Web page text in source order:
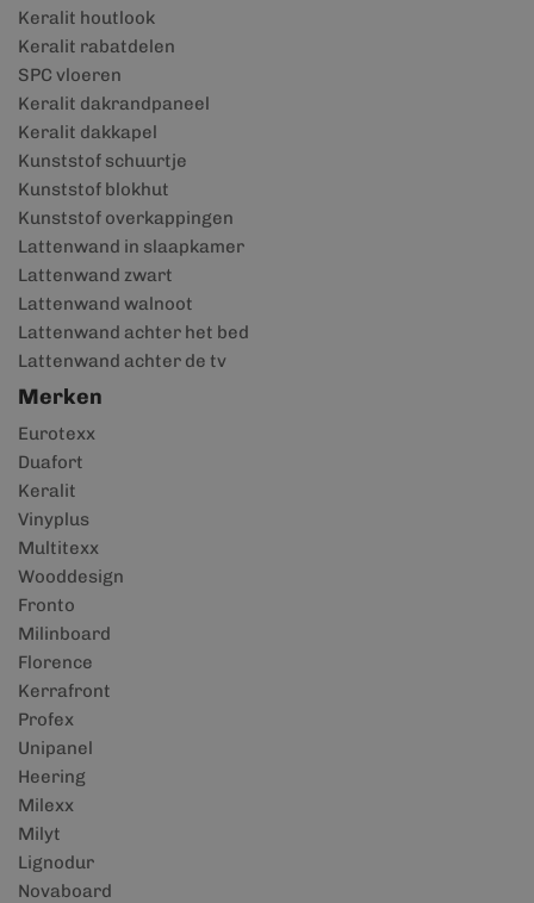
Keralit houtlook
Keralit rabatdelen
SPC vloeren
Keralit dakrandpaneel
Keralit dakkapel
Kunststof schuurtje
Kunststof blokhut
Kunststof overkappingen
Lattenwand in slaapkamer
Lattenwand zwart
Lattenwand walnoot
Lattenwand achter het bed
Lattenwand achter de tv
Merken
Eurotexx
Duafort
Keralit
Vinyplus
Multitexx
Wooddesign
Fronto
Milinboard
Florence
Kerrafront
Profex
Unipanel
Heering
Milexx
Milyt
Lignodur
Novaboard